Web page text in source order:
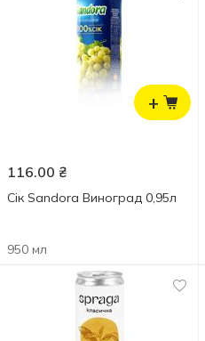
+
116.00 ₴
Сік Sandora Виноград 0,95л
950 мл